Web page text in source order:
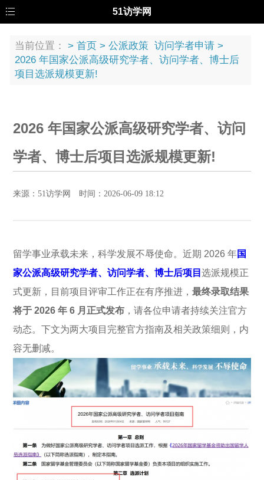
51访学网
当前位置： > 首页 > 公派政策 访问学者申请 >
2026 年国家公派高级研究学者、访问学者、博士后
项目选派规模更新!
2026 年国家公派高级研究学者、访问
学者、博士后项目选派规模更新!
来源：51访学网 时间：2026-06-09 18:12
留学事业承载未来，科学发展不辱使命。近期 2026 年国
家公派高级研究学者、访问学者、博士后项目选派规模正
式更新，目前项目评审工作正在有序推进，最终录取结果
将于 2026 年 6 月正式发布 ，请各位申请者持续关注官方
动态。下文为两大项目完整官方指南及相关政策细则，内
容无删减。